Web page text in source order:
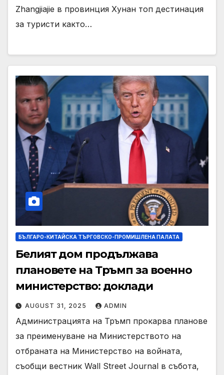
Zhangjiajie в провинция Хунан топ дестинация
за туристи както…
БЪЛГАРО-КИТАЙСКА ТЪРГОВСКО-ПРОМИШЛЕНА ПАЛАТА
Белият дом продължава
плановете на Тръмп за военно
министерство: доклади
AUGUST 31, 2025 ADMIN
Администрацията на Тръмп прокарва планове
за преименуване на Министерството на
отбраната на Министерство на войната,
съобщи вестник Wall Street Journal в събота,